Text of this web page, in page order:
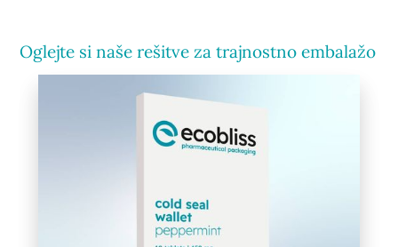
Oglejte si naše rešitve za trajnostno embalažo